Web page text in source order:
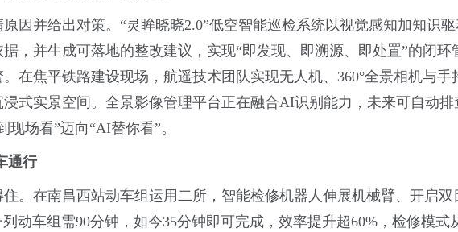
因并给出对策。“灵眸晓晓2.0”低空智能巡检系统以视觉感知加知识
，并生成可落地的整改建议，实现“即发现、即溯源、即处置”的闭
在焦平铁路建设现场，航遥技术团队实现无人机、360°全景相机与手
式实景空间。全景影像管理平台正在融合AI识别能力，未来可自动
场看”迈向“AI替你看”。
通行
。在南昌西站动车组运用二所，智能检修机器人伸展机械臂、开启双
动车组需90分钟，如今35分钟即可完成，效率提升超60%，检修模